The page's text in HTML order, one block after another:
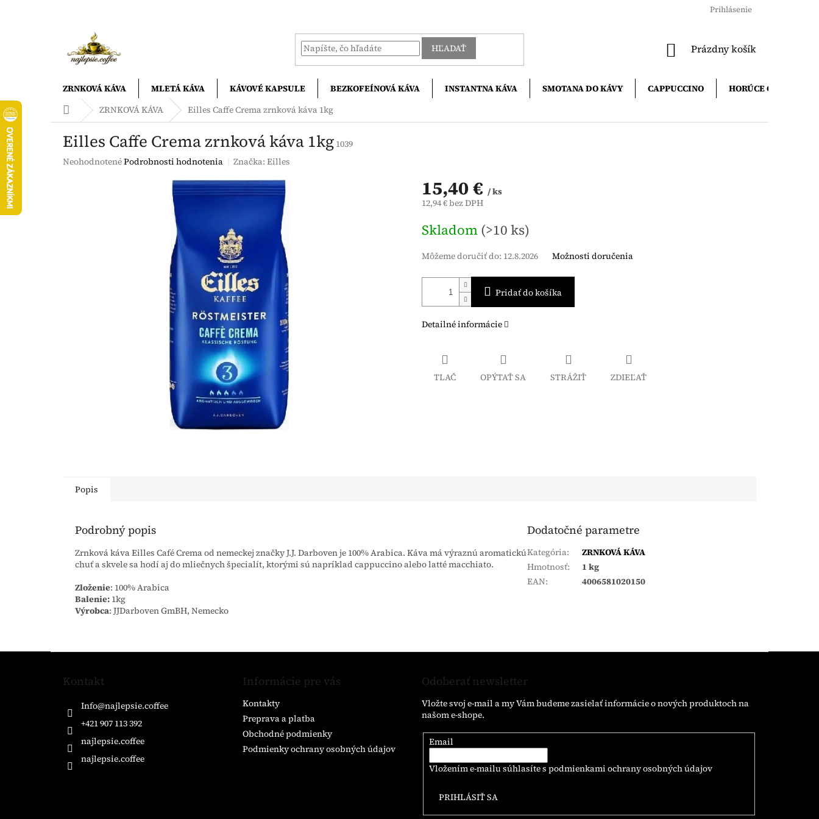
Prihlásenie
HĽADAŤ
NÁKUPNÝ
Prázdny košík
ZRNKOVÁ KÁVA MLETÁ KÁVA KÁVOVÉ KAPSULE BEZKOFEÍNOVÁ KÁVA INSTANTNA KÁVA SMOTANA DO KÁVY CAPPUCCINO
HORÚCE ČOKOLÁDY
DomovZRNKOVÁ KÁVA Eilles Caffe Crema zrnková káva 1kg
Eilles Caffe Crema zrnková káva 1kg 1039
Priemerné
NeohodnotenéPodrobnosti hodnotenia Značka:Eilles
15,40 € / ks
12,94 € bez DPH
cena:
Skladom (>10 ks)
Môžeme doručiť do: 12.8.2026 Možnosti doručenia
Pridať do košíka
Detailné informácie
TLAČ OPÝTAŤ SA STRÁŽIŤ ZDIEĽAŤ
Popis
Podrobný popis
Zrnková káva Eilles Café Crema od nemeckej značky J.J. Darboven je 100% Arabica. Káva má výraznú aromatickú
chuť a skvele sa hodí aj do mliečnych špecialít, ktorými sú napríklad cappuccino alebo latté macchiato.
Zloženie: 100% Arabica
Balenie: 1kg
Výrobca: JJDarboven GmBH, Nemecko
Dodatočné parametre
Kategória:
ZRNKOVÁ KÁVA
Hmotnosť:
1 kg
EAN: 4006581020150
Kontakt
Info@najlepsie.coffee
+421 907 113 392
najlepsie.coffee
najlepsie.coffee
Informácie pre vás
Kontakty
Preprava a platba
Obchodné podmienky
Podmienky ochrany osobných údajov
Odoberať newsletter
Vložte svoj e-mail a my Vám budeme zasielať informácie o nových produktoch na
našom e-shope.
Email
Vložením e-mailu súhlasíte s podmienkami ochrany osobných údajov
PRIHLÁSIŤ SA